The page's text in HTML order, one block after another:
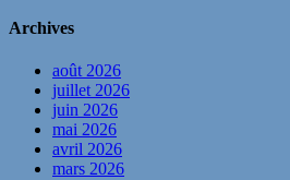
Archives
août 2026
juillet 2026
juin 2026
mai 2026
avril 2026
mars 2026